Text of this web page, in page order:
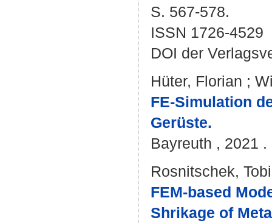
S. 567-578.
ISSN 1726-4529
DOI der
Hüter, Florian ;
FE-Simulation
Gerüste.
Bayreuth , 2021
Rosnitschek,
FEM-based
Shrikage of